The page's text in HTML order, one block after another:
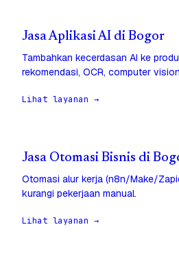
Jasa Aplikasi AI di Bogor
Tambahkan kecerdasan AI ke
rekomendasi, OCR, computer
Lihat layanan →
Jasa Otomasi Bisnis di
Otomasi alur kerja (n8n/Make/
kurangi pekerjaan manual.
Lihat layanan →